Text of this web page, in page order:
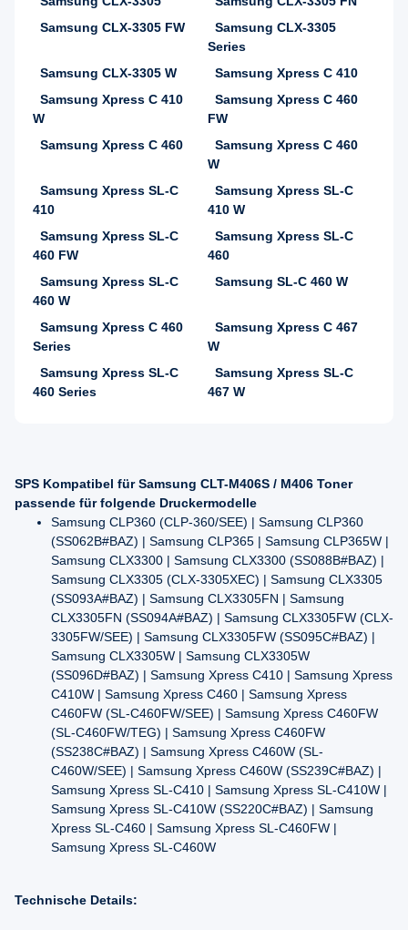
Samsung CLX-3305 FW
Samsung CLX-3305
Series
Samsung CLX-3305 W
Samsung Xpress C 410
Samsung Xpress C 410
W
Samsung Xpress C 460
FW
Samsung Xpress C 460
Samsung Xpress C 460
W
Samsung Xpress SL-C
410
Samsung Xpress SL-C
410 W
Samsung Xpress SL-C
460 FW
Samsung Xpress SL-C
460
Samsung Xpress SL-C
460 W
Samsung SL-C 460 W
Samsung Xpress C 460
Series
Samsung Xpress C 467
W
Samsung Xpress SL-C
460 Series
Samsung Xpress SL-C
467 W
SPS Kompatibel für Samsung CLT-M406S / M406 Toner
passende für folgende Druckermodelle
Samsung CLP360 (CLP-360/SEE) | Samsung CLP360
(SS062B#BAZ) | Samsung CLP365 | Samsung CLP365W |
Samsung CLX3300 | Samsung CLX3300 (SS088B#BAZ) |
Samsung CLX3305 (CLX-3305XEC) | Samsung CLX3305
(SS093A#BAZ) | Samsung CLX3305FN | Samsung
CLX3305FN (SS094A#BAZ) | Samsung CLX3305FW (CLX-
3305FW/SEE) | Samsung CLX3305FW (SS095C#BAZ) |
Samsung CLX3305W | Samsung CLX3305W
(SS096D#BAZ) | Samsung Xpress C410 | Samsung Xpress
C410W | Samsung Xpress C460 | Samsung Xpress
C460FW (SL-C460FW/SEE) | Samsung Xpress C460FW
(SL-C460FW/TEG) | Samsung Xpress C460FW
(SS238C#BAZ) | Samsung Xpress C460W (SL-
C460W/SEE) | Samsung Xpress C460W (SS239C#BAZ) |
Samsung Xpress SL-C410 | Samsung Xpress SL-C410W |
Samsung Xpress SL-C410W (SS220C#BAZ) | Samsung
Xpress SL-C460 | Samsung Xpress SL-C460FW |
Samsung Xpress SL-C460W
Technische Details: